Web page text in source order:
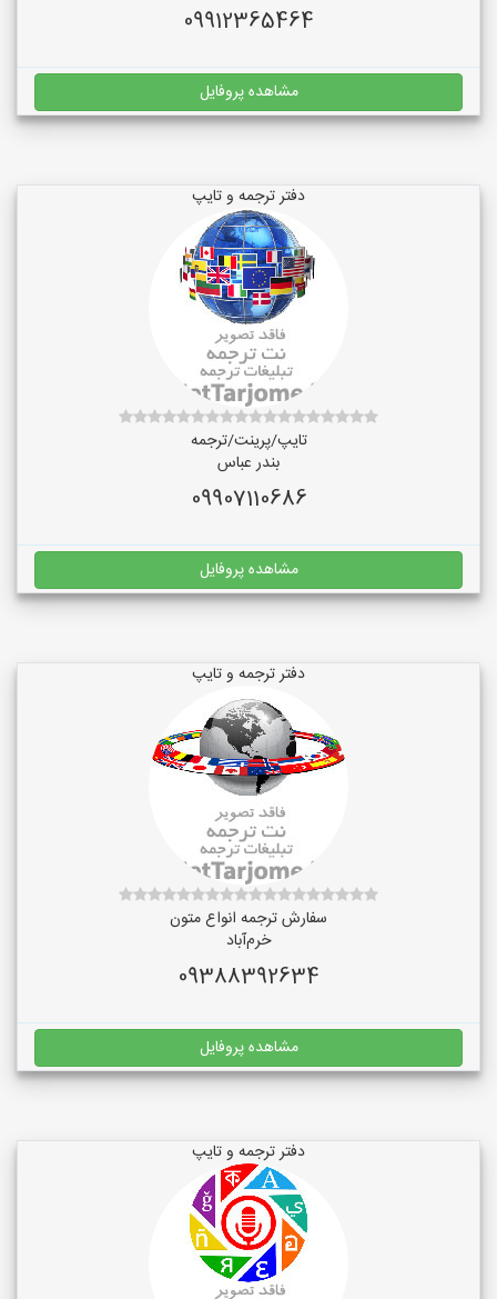
09912365464
مشاهده پروفایل
دفتر ترجمه و تایپ
تایپ/پرینت/ترجمه
بندر عباس
09907110686
مشاهده پروفایل
دفتر ترجمه و تایپ
سفارش ترجمه انواع متون
خرم‌آباد
09388392634
مشاهده پروفایل
دفتر ترجمه و تایپ